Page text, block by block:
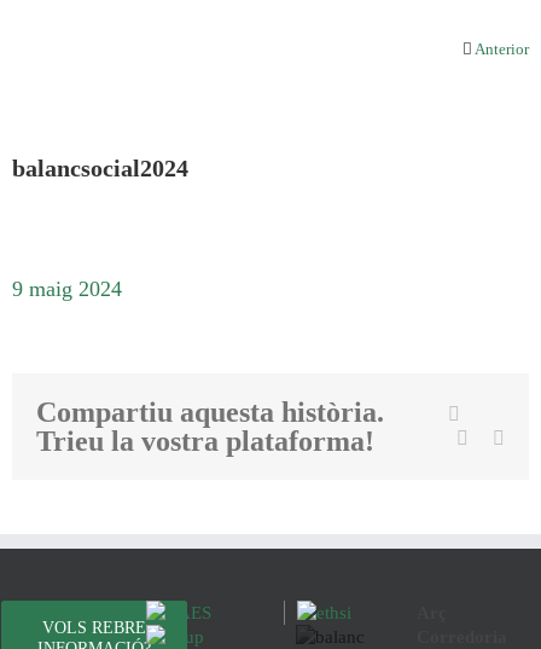
Anterior
balancsocial2024
9 maig 2024
Compartiu aquesta història.
Trieu la vostra plataforma!
Linkedin
VOLS REBRE